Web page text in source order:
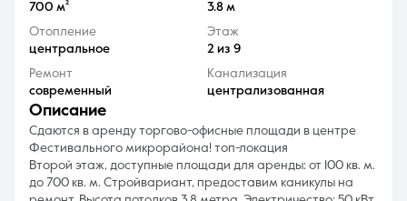
8 (861) 297-00-00
Ежедневно с 08:30 до 20:00
700 м²
3.8 м
Отопление
центральное
Этаж
2 из 9
Ремонт
современный
Канализация
централизованная
описание
Сдаются в аренду торгово-офисные площади в центре
Фестивального микрорайона! топ-локация
Второй этаж, доступные площади для аренды: от 100 кв. м.
до 700 кв. м. Стройвариант, предоставим каникулы на